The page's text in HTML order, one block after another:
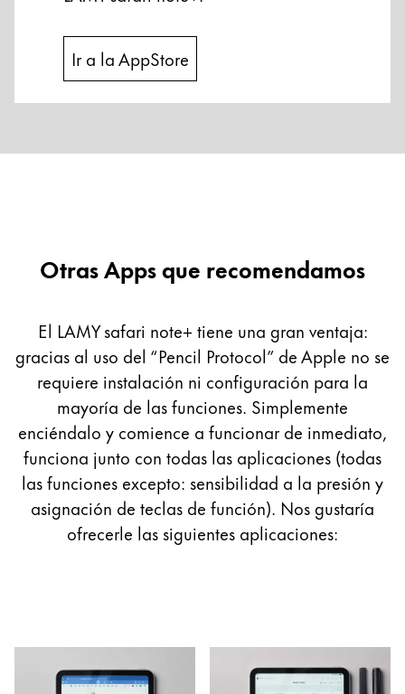
Ir a la AppStore
Otras Apps que recomendamos
El LAMY safari note+ tiene una gran ventaja:
gracias al uso del “Pencil Protocol” de Apple no se
requiere instalación ni configuración para la
mayoría de las funciones. Simplemente
enciéndalo y comience a funcionar de inmediato,
funciona junto con todas las aplicaciones (todas
las funciones excepto: sensibilidad a la presión y
asignación de teclas de función). Nos gustaría
ofrecerle las siguientes aplicaciones: